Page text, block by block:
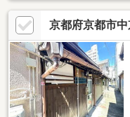
れます。細部に意匠を凝
家の暮らしは如何でしょう
エリアです。・生鮮
シス 徒歩6
歩9分・スーパーマ
ン 徒歩2分
分・エディオン
京都府京都市